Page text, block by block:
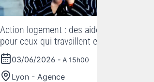
Action logement : des aides
pour ceux qui travaillent en
agriculture ** JOURNEES
NATIONALES DE
L'AGRICULTURE
03/06/2026 - A 15h00
Lyon - Agence